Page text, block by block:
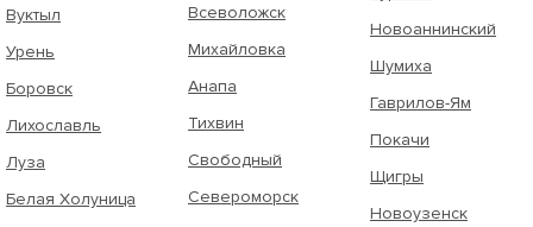
Вуктыл
Урень
Боровск
Лихославль
Луза
Белая Холуница
Всеволожск
Михайловка
Анапа
Тихвин
Свободный
Североморск
Новоаннинский
Шумиха
Гаврилов-Ям
Покачи
Щигры
Новоузенск